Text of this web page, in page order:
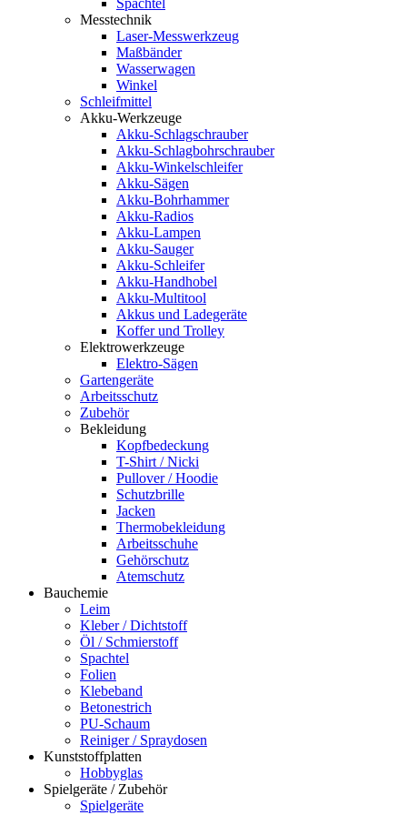
Spachtel
Messtechnik
Laser-Messwerkzeug
Maßbänder
Wasserwagen
Winkel
Schleifmittel
Akku-Werkzeuge
Akku-Schlagschrauber
Akku-Schlagbohrschrauber
Akku-Winkelschleifer
Akku-Sägen
Akku-Bohrhammer
Akku-Radios
Akku-Lampen
Akku-Sauger
Akku-Schleifer
Akku-Handhobel
Akku-Multitool
Akkus und Ladegeräte
Koffer und Trolley
Elektrowerkzeuge
Elektro-Sägen
Gartengeräte
Arbeitsschutz
Zubehör
Bekleidung
Kopfbedeckung
T-Shirt / Nicki
Pullover / Hoodie
Schutzbrille
Jacken
Thermobekleidung
Arbeitsschuhe
Gehörschutz
Atemschutz
Bauchemie
Leim
Kleber / Dichtstoff
Öl / Schmierstoff
Spachtel
Folien
Klebeband
Betonestrich
PU-Schaum
Reiniger / Spraydosen
Kunststoffplatten
Hobbyglas
Spielgeräte / Zubehör
Spielgeräte